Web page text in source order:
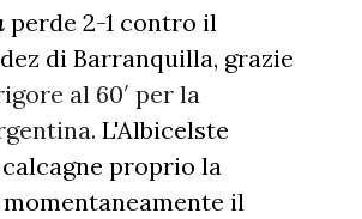
perde 2-1 contro il
di Barranquilla, grazie
al 60′ per la
L'Albicelste
proprio la
il